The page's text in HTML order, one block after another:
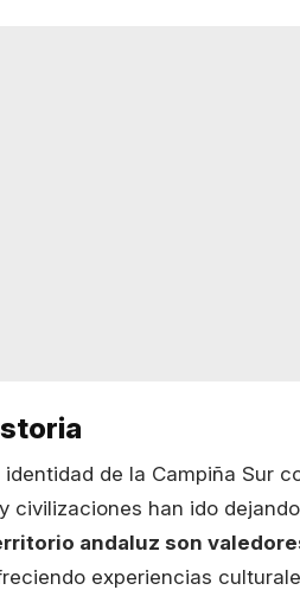
de la Campiña Sur
civilizaciones han ido
andaluz son
experiencias